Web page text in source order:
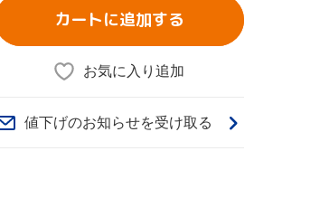
カートに追加する
お気に入り追加
値下げのお知らせを受け取る